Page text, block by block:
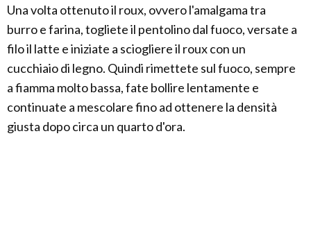
Una volta ottenuto il roux, ovvero l'amalgama tra
burro e farina, togliete il pentolino dal fuoco, versate a
filo il latte e iniziate a sciogliere il roux con un
cucchiaio di legno. Quindi rimettete sul fuoco, sempre
a fiamma molto bassa, fate bollire lentamente e
continuate a mescolare fino ad ottenere la densità
giusta dopo circa un quarto d'ora.